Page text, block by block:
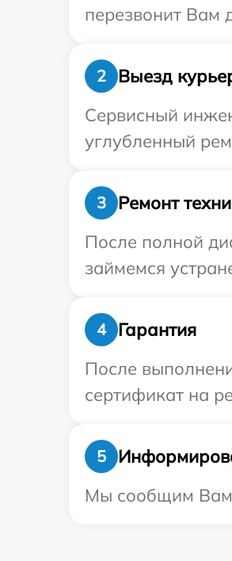
перезвонит Вам
2
Выезд
Сервисный
углубленный
3
Ремонт
После полной
займемся
4
Гарантия
После
сертификат на
5
Мы сообщим Вам